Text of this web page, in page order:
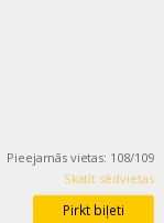
Pieejamās vietas: 108/109
Skatīt sēdvietas
Pirkt biļeti